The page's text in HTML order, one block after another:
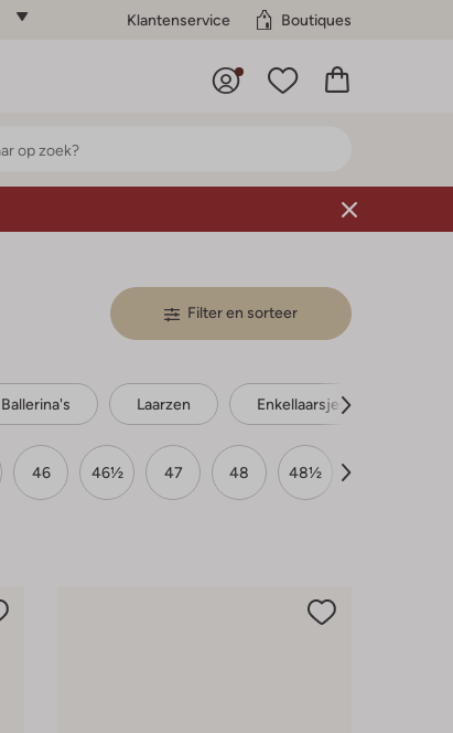
Klantenservice Boutiques
Filter en sorteer
Ballerina's Laarzen Enkellaarsjes
46 46½ 47 48 48½